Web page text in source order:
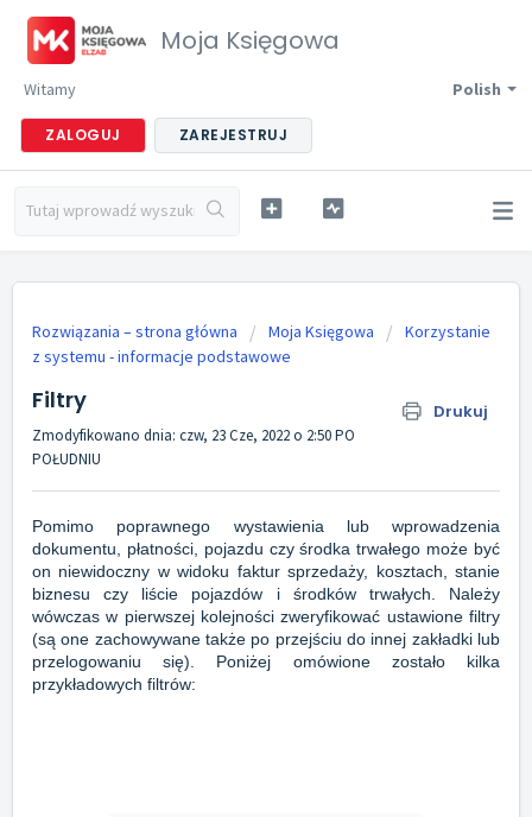
Moja Księgowa
Polish
Witamy
ZALOGUJ ZAREJESTRUJ
Rozwiązania – strona główna Moja Księgowa
Korzystanie
z systemu - informacje podstawowe
Filtry Drukuj
Zmodyfikowano dnia: czw, 23 Cze, 2022 o 2:50 PO
POŁUDNIU
Pomimo poprawnego wystawienia lub wprowadzenia
dokumentu, płatności, pojazdu czy środka trwałego może być
on niewidoczny w widoku faktur sprzedaży, kosztach, stanie
biznesu czy liście pojazdów i środków trwałych. Należy
wówczas w pierwszej kolejności zweryfikować ustawione filtry
(są one zachowywane także po przejściu do innej zakładki lub
przelogowaniu się). Poniżej omówione zostało kilka
przykładowych filtrów: